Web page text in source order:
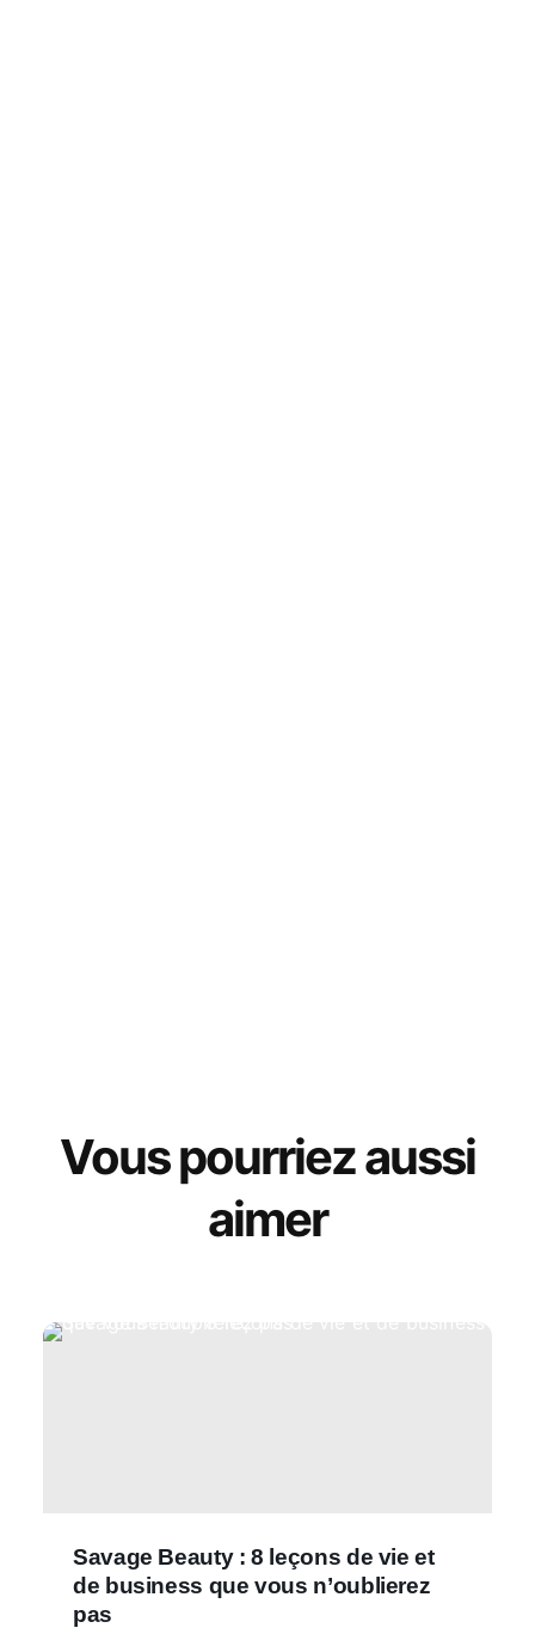
Vous pourriez aussi
aimer
Savage Beauty : 8 leçons de vie et
de business que vous n’oublierez
pas